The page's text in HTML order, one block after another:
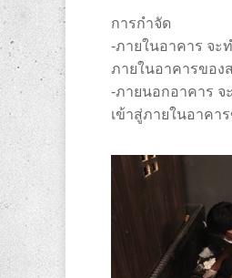
การกำจัด
-ภายในอาคาร จะ
ภายในอาคารของ
-ภายนอกอาคาร จ
เข้าสู่ภายในอาคา